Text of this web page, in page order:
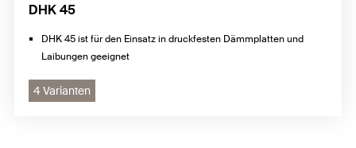
DHK 45
DHK 45 ist für den Einsatz in druckfesten Dämmplatten und
Laibungen geeignet
4 Varianten